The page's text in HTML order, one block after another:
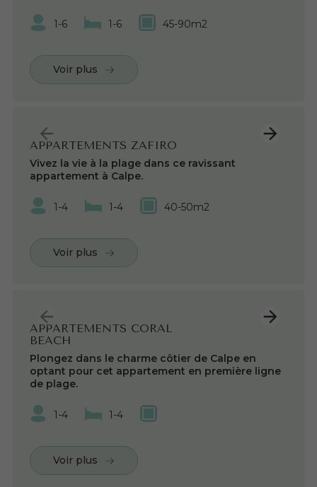
1-6 1-6 45-90m2
Voir plus
APPARTEMENTS ZAFIRO
Vivez la vie à la plage dans ce ravissant
appartement à Calpe.
1-4 1-4 40-50m2
Voir plus
APPARTEMENTS CORAL
BEACH
Plongez dans le charme côtier de Calpe en
optant pour cet appartement en première ligne
de plage.
1-4 1-4
Voir plus